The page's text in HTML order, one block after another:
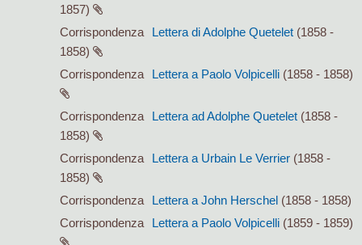
1857)
Corrispondenza
Lettera di Adolphe Quetelet (1858 -
1858)
Corrispondenza
Lettera a Paolo Volpicelli (1858 - 1858)
Corrispondenza Lettera ad Adolphe Quetelet (1858 -
1858)
Corrispondenza
Lettera a Urbain Le Verrier (1858 -
1858)
Corrispondenza
Lettera a John Herschel (1858 - 1858)
Corrispondenza
Lettera a Paolo Volpicelli (1859 - 1859)